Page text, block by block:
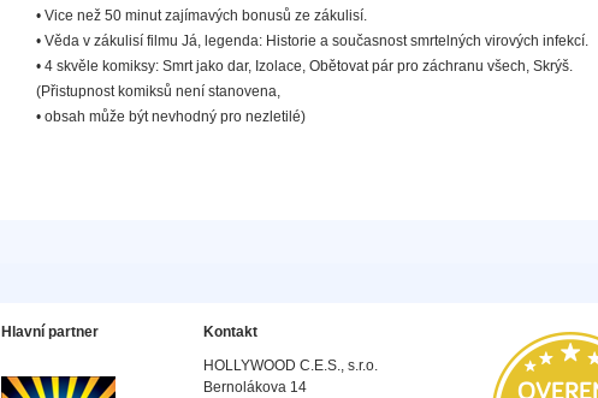
• Vice než 50 minut zajímavých bonusů ze zákulisí.
• Věda v zákulisí filmu Já, legenda: Historie a současnost smrtelných virových infekcí.
• 4 skvěle komiksy: Smrt jako dar, Izolace, Obětovat pár pro záchranu všech, Skrýš.
(Přistupnost komiksů není stanovena,
• obsah může být nevhodný pro nezletilé)
Hlavní partner
Kontakt
HOLLYWOOD C.E.S., s.r.o.
Bernolákova 14